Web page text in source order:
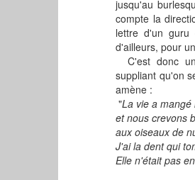
jusqu'au
compte la
lettre d'un guru
d'ailleurs, pour
C'est donc
suppliant qu'on
amène :
"La vie a mangé
et nous crevons
aux oiseaux de
J'ai la dent qui
Elle n'était pas